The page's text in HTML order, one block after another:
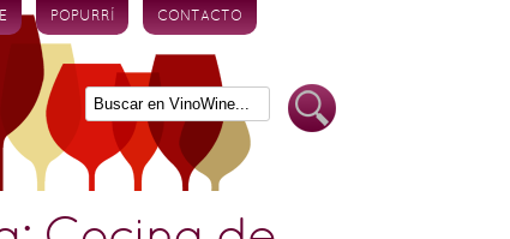
POPURRÍ CONTACTO